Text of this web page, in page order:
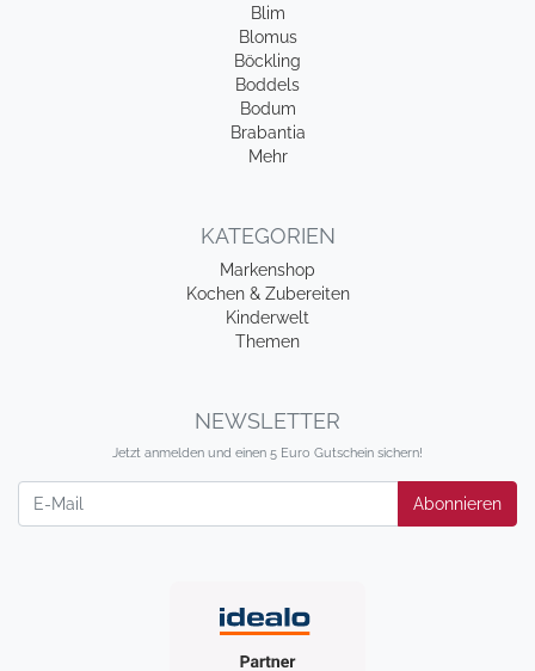
Blim
Blomus
Böckling
Boddels
Bodum
Brabantia
Mehr
KATEGORIEN
Markenshop
Kochen & Zubereiten
Kinderwelt
Themen
NEWSLETTER
Jetzt anmelden und einen 5 Euro Gutschein sichern!
Abonnieren